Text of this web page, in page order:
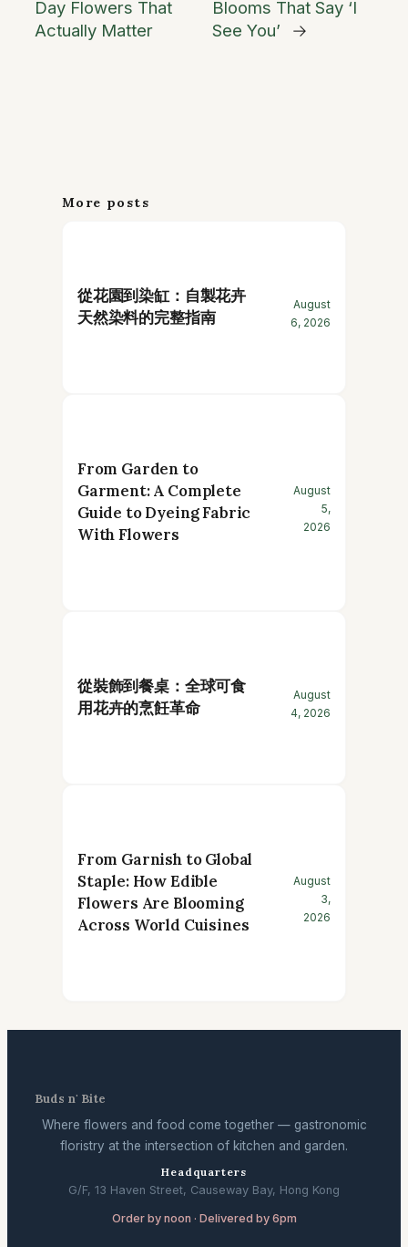
Day Flowers That
Actually Matter
Blooms That Say ‘I
See You’
→
More posts
從花園到染缸：自製花卉
天然染料的完整指南
August
6, 2026
From Garden to
Garment: A Complete
Guide to Dyeing Fabric
With Flowers
August
5,
2026
從裝飾到餐桌：全球可食
用花卉的烹飪革命
August
4, 2026
From Garnish to Global
Staple: How Edible
Flowers Are Blooming
Across World Cuisines
August
3,
2026
Buds n' Bite
Where flowers and food come together — gastronomic
floristry at the intersection of kitchen and garden.
Headquarters
G/F, 13 Haven Street, Causeway Bay, Hong Kong
Order by noon · Delivered by 6pm